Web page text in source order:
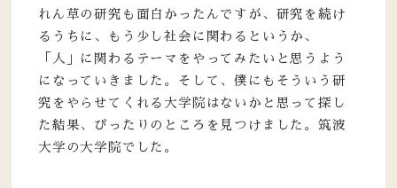
れん草の研究も面白かったんですが、研究を続け
るうちに、もう少し社会に関わるというか、
「人」に関わるテーマをやってみたいと思うよう
になっていきました。そして、僕にもそういう研
究をやらせてくれる大学院はないかと思って探し
た結果、ぴったりのところを見つけました。筑波
大学の大学院でした。